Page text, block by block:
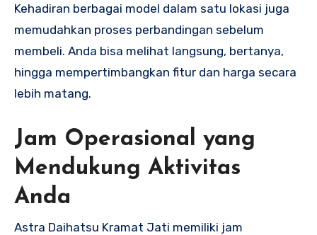
Kehadiran berbagai model dalam satu lokasi juga
memudahkan proses perbandingan sebelum
membeli. Anda bisa melihat langsung, bertanya,
hingga mempertimbangkan fitur dan harga secara
lebih matang.
Jam Operasional yang
Mendukung Aktivitas
Anda
Astra Daihatsu Kramat Jati memiliki jam